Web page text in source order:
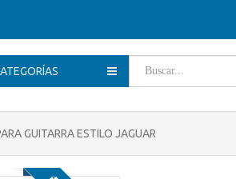
GUITARRA ESTILO JAGUAR